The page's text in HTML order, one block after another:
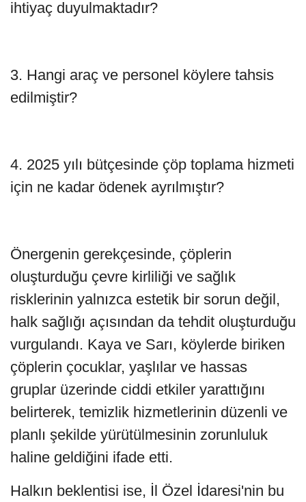
ihtiyaç duyulmaktadır?
3. Hangi araç ve personel köylere tahsis
edilmiştir?
4. 2025 yılı bütçesinde çöp toplama hizmeti
için ne kadar ödenek ayrılmıştır?
Önergenin gerekçesinde, çöplerin
oluşturduğu çevre kirliliği ve sağlık
risklerinin yalnızca estetik bir sorun değil,
halk sağlığı açısından da tehdit oluşturduğu
vurgulandı. Kaya ve Sarı, köylerde biriken
çöplerin çocuklar, yaşlılar ve hassas
gruplar üzerinde ciddi etkiler yarattığını
belirterek, temizlik hizmetlerinin düzenli ve
planlı şekilde yürütülmesinin zorunluluk
haline geldiğini ifade etti.
Halkın beklentisi ise, İl Özel İdaresi'nin bu